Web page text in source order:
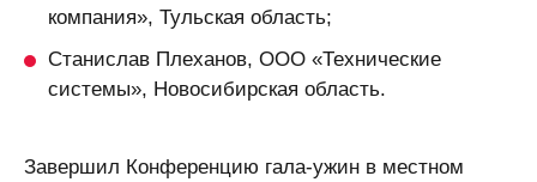
компания», Тульская область;
Станислав Плеханов, ООО «Технические
системы», Новосибирская область.
Завершил Конференцию гала-ужин в местном